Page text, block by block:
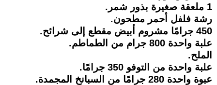
1 ملعقة صغيرة بذور شمر.
رشة فلفل أحمر مطحون.
450 جرامًا مشروم أبيض مقطع إلى شرائح.
علبة واحدة 800 جرام من الطماطم.
الملح.
علبة واحدة من التوفو 350 جرامًا.
عبوة واحدة 280 جرامًا من السبانخ المجمدة.